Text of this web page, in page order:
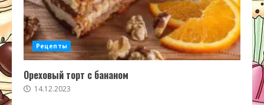
Рецепты
Ореховый торт с бананом
14.12.2023